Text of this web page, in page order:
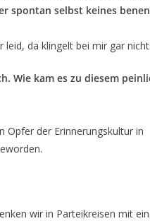
spontan selbst keines
da klingelt bei mir gar
Wie kam es zu diesem
Opfer der Erinnerungskultur in
wir in Parteikreisen mit